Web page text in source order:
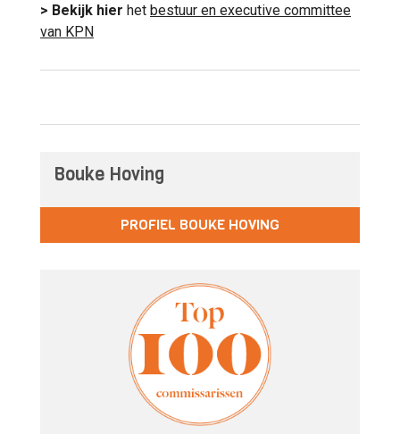
> Bekijk hier het bestuur en executive committee
van KPN
Bouke Hoving
PROFIEL BOUKE HOVING